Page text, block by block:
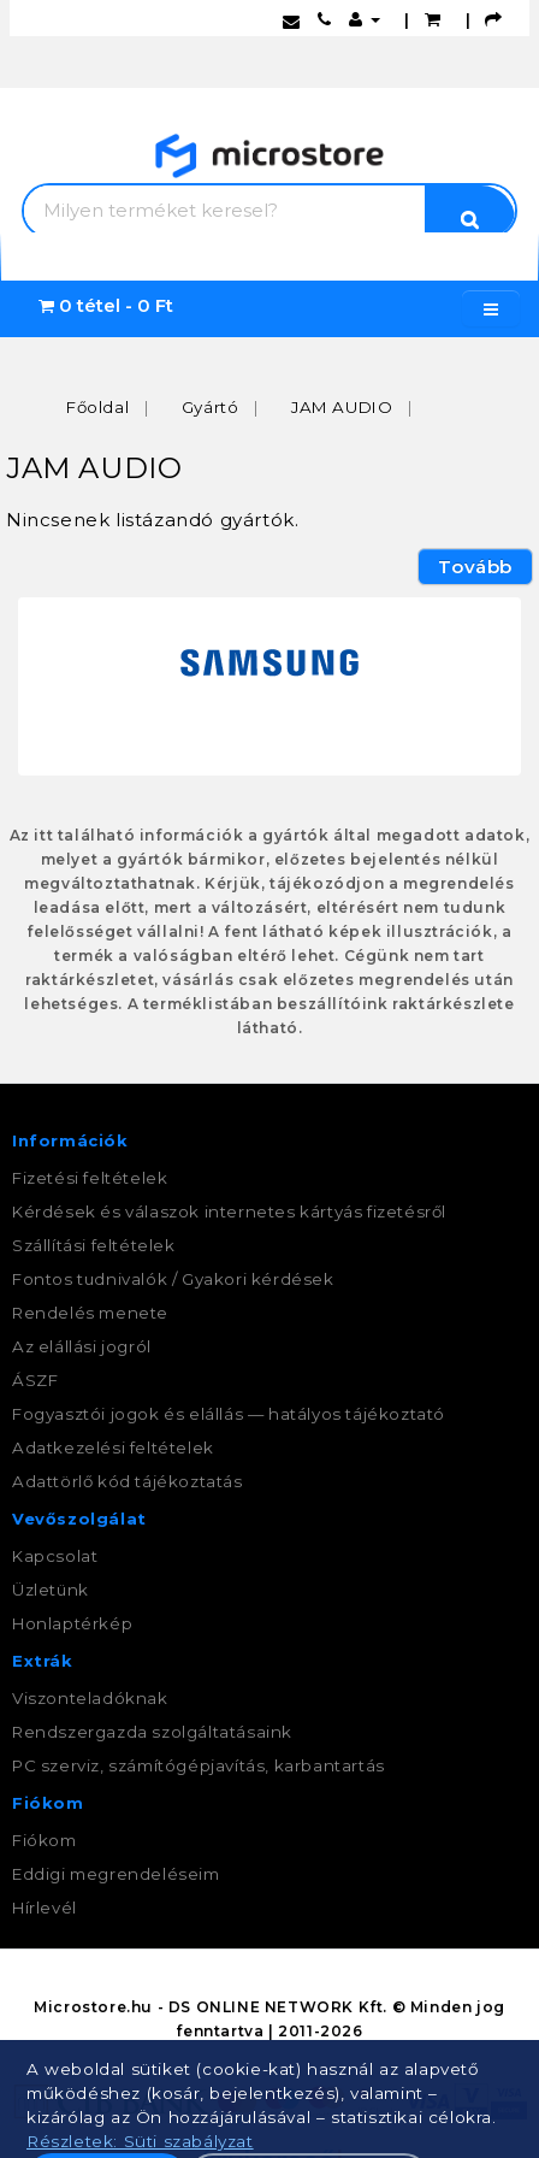
| |
0 tétel - 0 Ft
Főoldal Gyártó JAM AUDIO
JAM AUDIO
Nincsenek listázandó gyártók.
Tovább
Az itt található információk a gyártók által megadott adatok,
melyet a gyártók bármikor, előzetes bejelentés nélkül
megváltoztathatnak. Kérjük, tájékozódjon a megrendelés
leadása előtt, mert a változásért, eltérésért nem tudunk
felelősséget vállalni! A fent látható képek illusztrációk, a
termék a valóságban eltérő lehet. Cégünk nem tart
raktárkészletet, vásárlás csak előzetes megrendelés után
lehetséges. A terméklistában beszállítóink raktárkészlete
látható.
Információk
Fizetési feltételek
Kérdések és válaszok internetes kártyás fizetésről
Szállítási feltételek
Fontos tudnivalók / Gyakori kérdések
Rendelés menete
Az elállási jogról
ÁSZF
Fogyasztói jogok és elállás — hatályos tájékoztató
Adatkezelési feltételek
Adattörlő kód tájékoztatás
Vevőszolgálat
Kapcsolat
Üzletünk
Honlaptérkép
Extrák
Viszonteladóknak
Rendszergazda szolgáltatásaink
PC szerviz, számítógépjavítás, karbantartás
Fiókom
Fiókom
Eddigi megrendeléseim
Hírlevél
A weboldal sütiket (cookie-kat) használ az alapvető
működéshez (kosár, bejelentkezés), valamint –
kizárólag az Ön hozzájárulásával – statisztikai célokra.
Részletek: Süti szabályzat
Microstore.hu - DS ONLINE NETWORK Kft. © Minden jog
fenntartva | 2011-2026